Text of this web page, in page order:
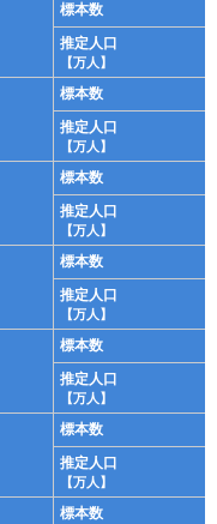
標本数
推定人口
【万人】
標本数
推定人口
【万人】
標本数
推定人口
【万人】
標本数
推定人口
【万人】
標本数
推定人口
【万人】
標本数
推定人口
【万人】
標本数